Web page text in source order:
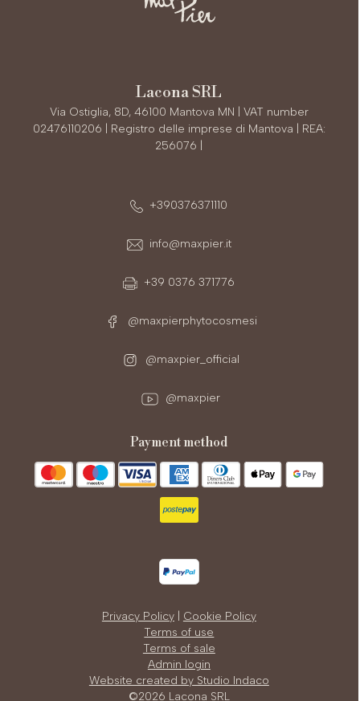
Lacona SRL
Via Ostiglia, 8D, 46100 Mantova MN | VAT number
02476110206 | Registro delle imprese di Mantova | REA:
256076 |
+390376371110
info@maxpier.it
+39 0376 371776
@maxpierphytocosmesi
@maxpier_official
@maxpier
payment method
Privacy Policy| Cookie Policy
Terms of use
Terms of sale
Admin login
Website created by Studio Indaco
©2026 Lacona SRL